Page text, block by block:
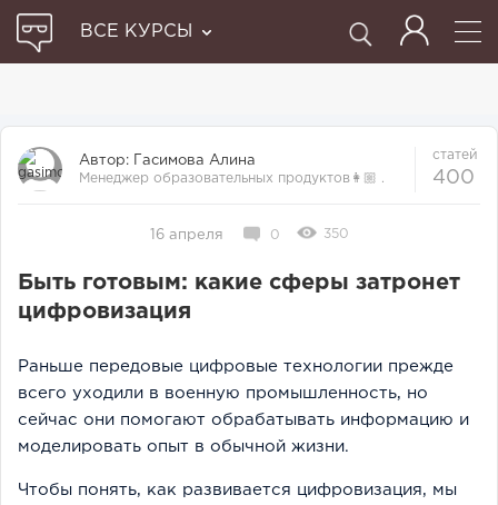
ВСЕ КУРСЫ
Автор: Гасимова Алина
Менеджер образовательных продуктов👩🏼‍ .
статей
400
16 апреля 0 350
Быть готовым: какие сферы затронет
цифровизация
Раньше передовые цифровые технологии прежде
всего уходили в военную промышленность, но
сейчас они помогают обрабатывать информацию и
моделировать опыт в обычной жизни.
Чтобы понять, как развивается цифровизация, мы